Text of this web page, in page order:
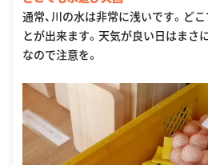
通常、川の水は非常に浅いです。ど
とが出来ます。天気が良い日はまさ
なので注意を。